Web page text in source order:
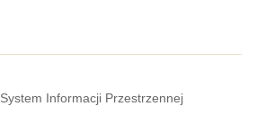
System Informacji Przestrzennej